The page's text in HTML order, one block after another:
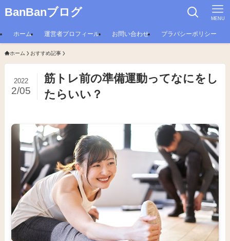
BanBanブログ MENU
ホーム 運営者プロフィール お問い合わせ プラバシーポリシー
ホーム おすすめ記事
筋トレ前の準備運動ってなにをし
たらいい？
2022
2/05